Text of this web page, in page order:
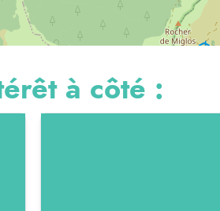
à côté :